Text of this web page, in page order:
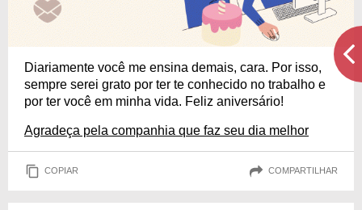
Diariamente você me ensina demais, cara. Por isso,
sempre serei grato por ter te conhecido no trabalho e
por ter você em minha vida. Feliz aniversário!
Agradeça pela companhia que faz seu dia melhor
COPIAR COMPARTILHAR